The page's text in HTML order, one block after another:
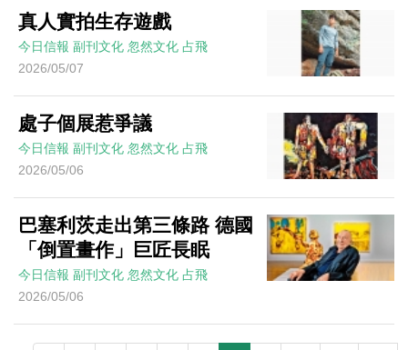
真人實拍生存遊戲
今日信報 副刊文化 忽然文化 占飛
2026/05/07
處子個展惹爭議
今日信報 副刊文化 忽然文化 占飛
2026/05/06
巴塞利茨走出第三條路 德國
「倒置畫作」巨匠長眠
今日信報 副刊文化 忽然文化 占飛
2026/05/06